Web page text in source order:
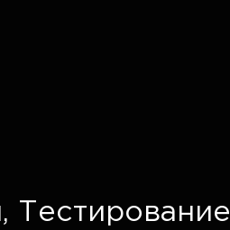
, Тестирование